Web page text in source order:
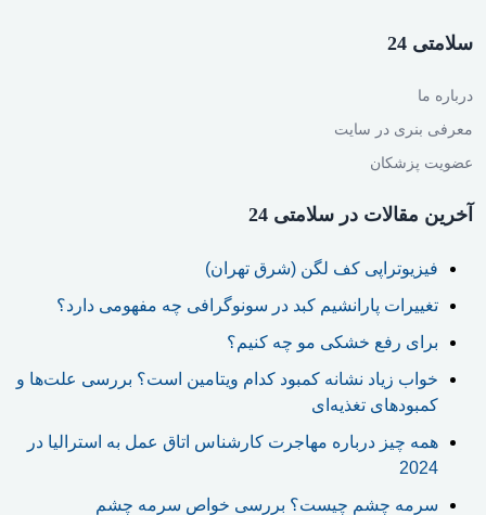
سلامتی 24
درباره ما
معرفی بنری در سایت
عضویت پزشکان
آخرین مقالات در سلامتی 24
فیزیوتراپی کف لگن (شرق تهران)
تغییرات پارانشیم کبد در سونوگرافی چه مفهومی دارد؟
برای رفع خشکی مو چه کنیم؟
خواب زیاد نشانه کمبود کدام ویتامین است؟ بررسی علت‌ها و
کمبودهای تغذیه‌ای
همه چیز درباره مهاجرت کارشناس اتاق عمل به استرالیا در
2024
سرمه چشم چیست؟ بررسی خواص سرمه چشم